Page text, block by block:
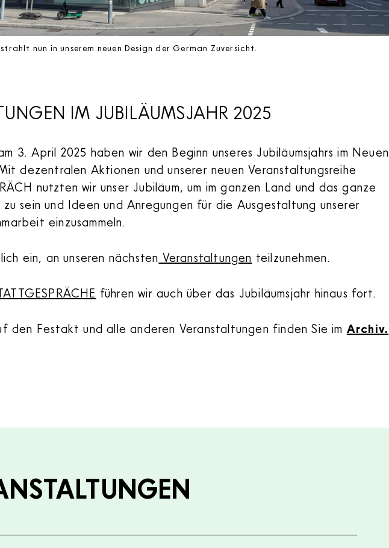
nun in unserem neuen Design der German Zuversicht.
IM JUBILÄUMSJAHR 2025
3. April 2025 haben wir den Beginn unseres Jubiläumsjahrs im Neuen
dezentralen Aktionen und unserer neuen Veranstaltungsreihe
nutzten wir unser Jubiläum, um im ganzen Land und das ganze
sein und Ideen und Anregungen für die Ausgestaltung unserer
einzusammeln.
ein, an unseren nächsten Veranstaltungen teilzunehmen.
führen wir auch über das Jubiläumsjahr hinaus fort.
den Festakt und alle anderen Veranstaltungen finden Sie im Archiv.